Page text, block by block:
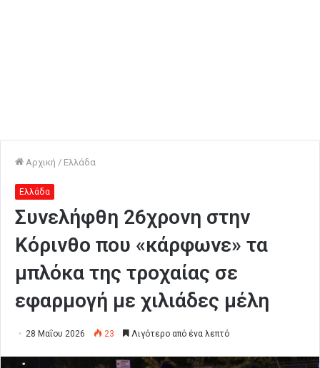
Αρχική / Ελλάδα
Ελλάδα
Συνελήφθη 26χρονη στην
Κόρινθο που «κάρφωνε» τα
μπλόκα της τροχαίας σε
εφαρμογή με χιλιάδες μέλη
28 Μαΐου 2026 23 Λιγότερο από ένα λεπτό